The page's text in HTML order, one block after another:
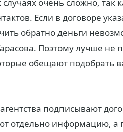
Если в договоре
обратно деньги
Поэтому лучше не
обещают подобрать
подписывают
отдельно информацию, а